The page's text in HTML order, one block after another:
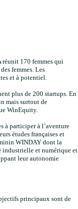
réunit 170 femmes qui
femmes. Les
et à potentiel.
plus de 200 startups. En
mais surtout de
WinEquity.
à participer à l’aventure
études françaises et
WINDAY dont la
industrielle et numérique et
leur autonomie
principaux sont de